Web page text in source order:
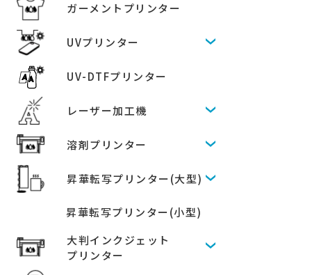
ガーメントプリンター
UVプリンター
UV-DTFプリンター
レーザー加工機
溶剤プリンター
昇華転写プリンター(大型)
昇華転写プリンター(小型)
大判インクジェット
プリンター